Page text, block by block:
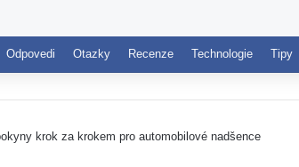
Odpovedi Otazky Recenze Technologie Tipy
krok za krokem pro automobilové nadšence